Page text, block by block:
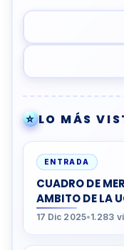
⭐LO MÁS
ENTRADA
CUADRO DE
AMBITO DE LA
17 Dic 2025•1.283